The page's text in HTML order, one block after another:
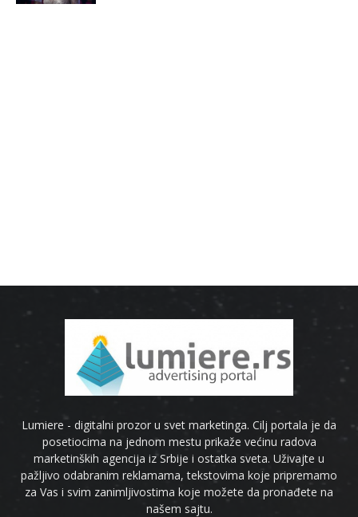
Lumiere - digitalni prozor u svet marketinga. Cilj portala je da
posetiocima na jednom mestu prikaže većinu radova
marketinških agencija iz Srbije i ostatka sveta. Uživajte u
pažljivo odabranim reklamama, tekstovima koje pripremamo
za Vas i svim zanimljivostima koje možete da pronađete na
našem sajtu.